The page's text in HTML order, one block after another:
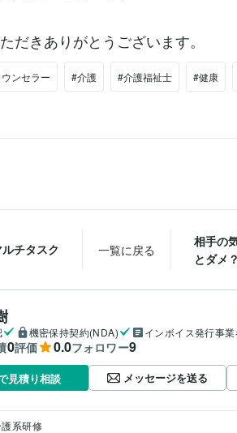
だきありがとうございます。
ンセラー #介護 #介護福祉士 #健康
チタスク 一覧に戻る
相手の
とダメ？
機密保持契約(NDA) インボイス発行事
0評価 0.0フォロワー9
見積り相談 メッセージを送る
系研修